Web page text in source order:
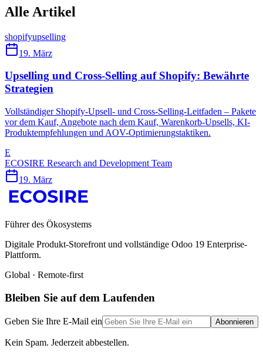
Alle Artikel
shopifyupselling
19. März
Upselling und Cross-Selling auf Shopify: Bewährte
Strategien
Vollständiger Shopify-Upsell- und Cross-Selling-Leitfaden – Pakete
vor dem Kauf, Angebote nach dem Kauf, Warenkorb-Upsells, KI-
Produktempfehlungen und AOV-Optimierungstaktiken.
E
ECOSIRE Research and Development Team
19. März
Führer des Ökosystems
Digitale Produkt-Storefront und vollständige Odoo 19 Enterprise-
Plattform.
Global · Remote-first
Bleiben Sie auf dem Laufenden
Geben Sie Ihre E-Mail ein Abonnieren
Kein Spam. Jederzeit abbestellen.